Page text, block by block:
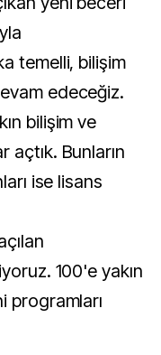
temelli, bilişim
edeceğiz.
bilişim ve
Bunların
ise lisans
100'e yakın
programları